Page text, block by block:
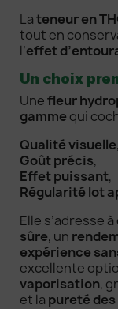
Lateneur en
tout en
l’effet
Un choix
Unefleur
gamme qui
Qualité visuelle,
Goût précis,
Effet puissant,
Régularité lot
Elle s’adresse
sûre, un
expérience
excellente
vaporisation,
et la pureté